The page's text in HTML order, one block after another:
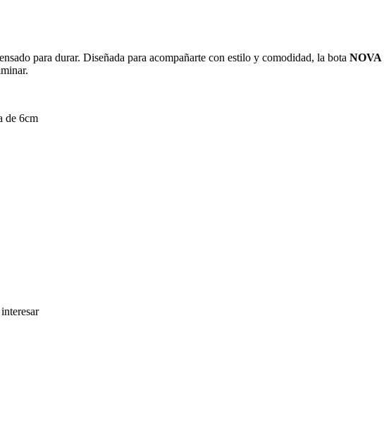
para durar. Diseñada para acompañarte con estilo y comodidad, la bota NOVA
de 6cm